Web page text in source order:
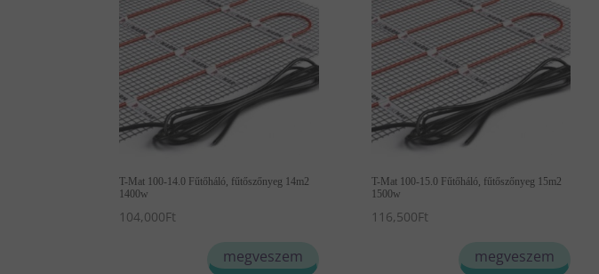
T-Mat 100-14.0 Fűtőháló, fűtőszőnyeg 14m2
1400w
104,000Ft
megveszem
T-Mat 100-15.0 Fűtőháló, fűtőszőnyeg 15m2
1500w
116,500Ft
megveszem